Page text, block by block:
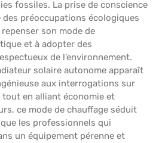
fossiles. La prise de conscience
préoccupations écologiques
son mode de
et à adopter des
de l’environnement.
solaire autonome apparaît
aux interrogations sur
tout en alliant économie et
ce mode de chauffage séduit
les professionnels qui
un équipement pérenne et